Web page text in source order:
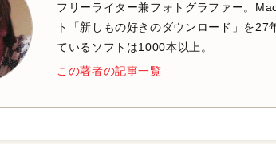
フリーライター兼フォトグラファー。
ト「新しもの好きのダウンロード」を27
ているソフトは1000本以上。
この著者の記事一覧